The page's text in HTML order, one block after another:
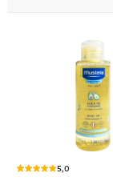
5,0